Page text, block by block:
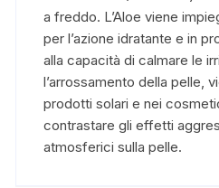
a freddo. L’Aloe viene
per l’azione idratante e in
alla capacità di calmare le
l’arrossamento della pelle,
prodotti solari e nei
contrastare gli effetti
atmosferici sulla pelle.